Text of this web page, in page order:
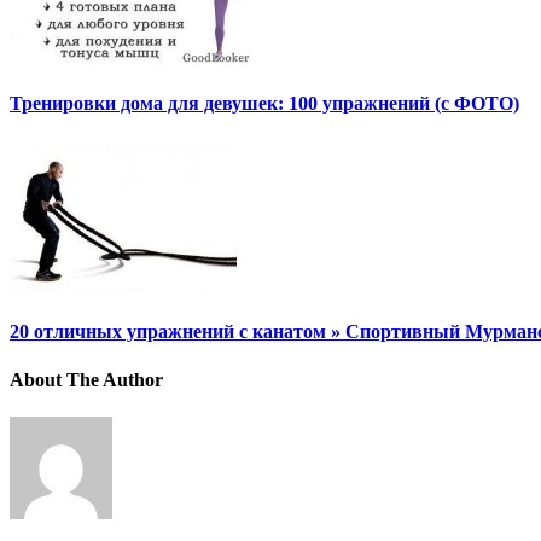
Тренировки дома для девушек: 100 упражнений (с ФОТО)
20 отличных упражнений с канатом » Спортивный
About The Author